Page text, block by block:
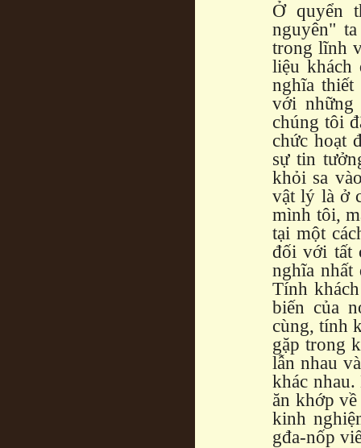
Ở quyển
nguyên"
trong lĩnh
liệu khách
nghĩa
với những
chúng tôi
chức hoạt
sự tin
khỏi sa
vật lý là ở
mình tôi,
tại một
đối với tất
nghĩa
Tính
biến của
cùng, tính
gặp trong
lẫn nhau
khác
ăn khớp
kinh
gđa-nốp